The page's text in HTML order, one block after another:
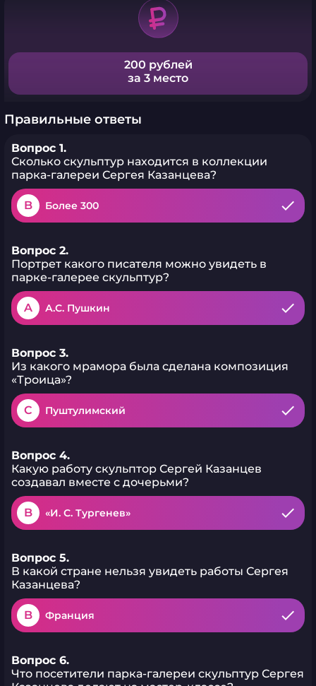
200 рублей
за 3 место
Правильные ответы
Вопрос 1.
Сколько скульптур находится в коллекции
парка-галереи Сергея Казанцева?
B Более 300
Вопрос 2.
Портрет какого писателя можно увидеть в
парке-галерее скульптур?
A А.С. Пушкин
Вопрос 3.
Из какого мрамора была сделана композиция
«Троица»?
C Пуштулимский
Вопрос 4.
Какую работу скульптор Сергей Казанцев
создавал вместе с дочерьми?
B «И. С. Тургенев»
Вопрос 5.
В какой стране нельзя увидеть работы Сергея
Казанцева?
B Франция
Вопрос 6.
Что посетители парка-галереи скульптур Сергея